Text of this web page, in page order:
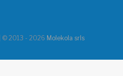
| © 2013 - 2026 Molekola srls